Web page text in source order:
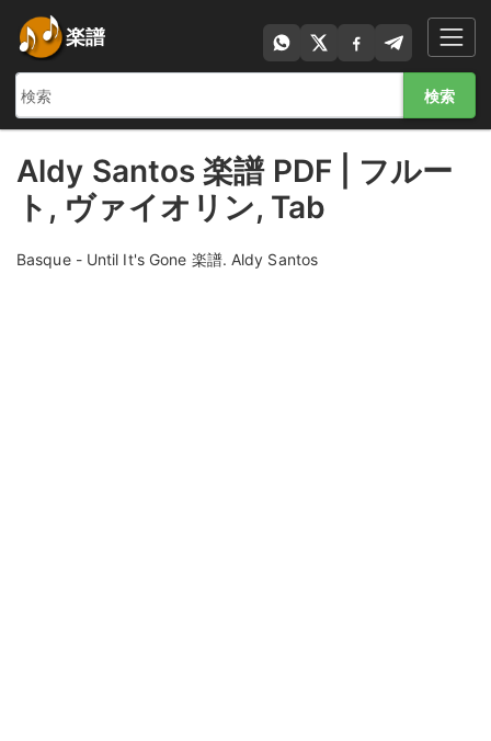
楽譜
検索
Aldy Santos 楽譜 PDF | フルー
ト, ヴァイオリン, Tab
Basque - Until It's Gone 楽譜. Aldy Santos